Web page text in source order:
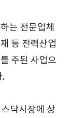
는 전문업체
등 전력산업
주된 사업으
.
닥시장에 상